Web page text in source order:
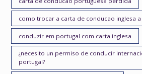
como trocar a carta de conducao inglesa
conduzir em portugal com carta inglesa
¿necesito un permiso de conducir
portugal?